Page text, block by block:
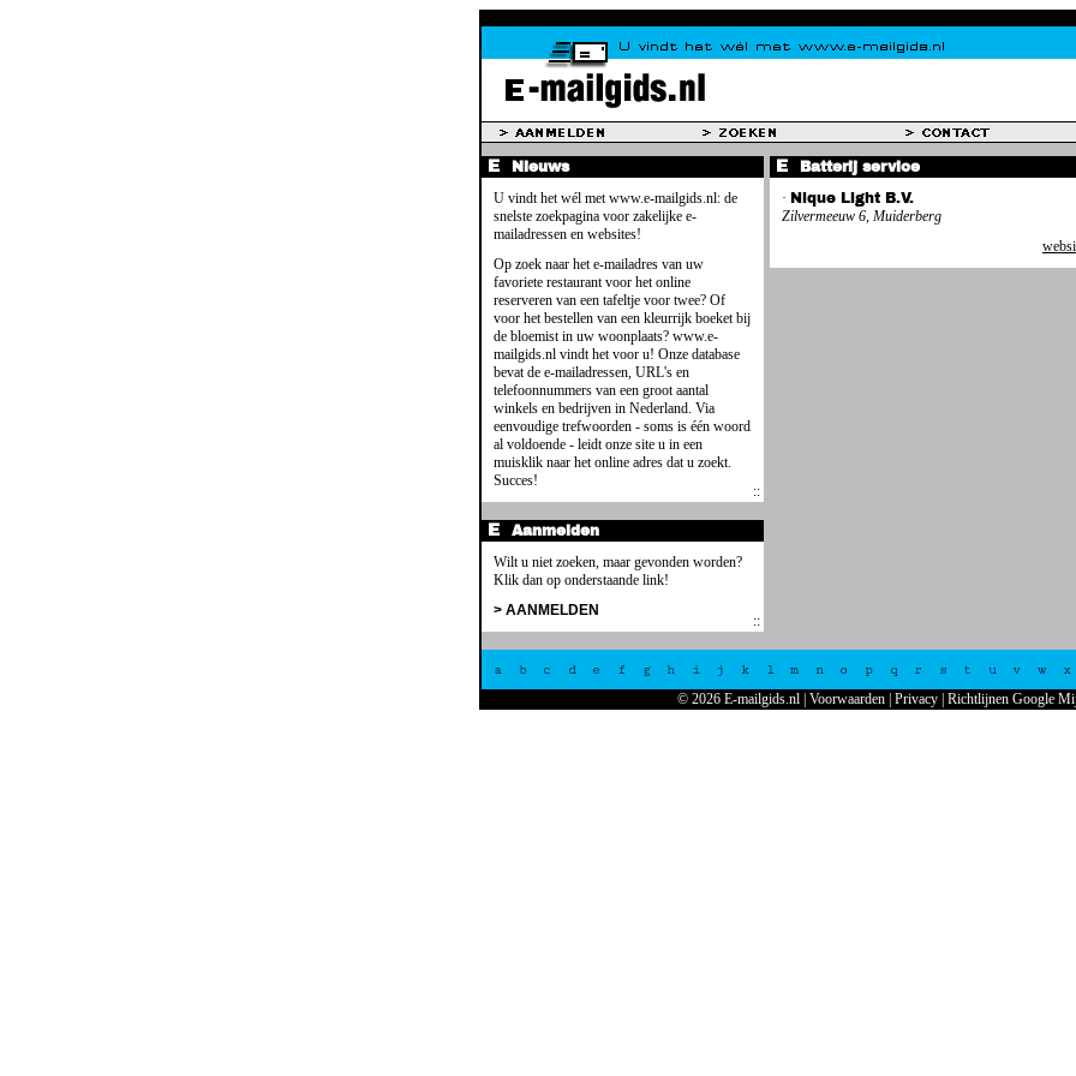
Nieuws
U vindt het wél met www.e-mailgids.nl: de
snelste zoekpagina voor zakelijke e-
mailadressen en websites!
Op zoek naar het e-mailadres van uw
favoriete restaurant voor het online
reserveren van een tafeltje voor twee? Of
voor het bestellen van een kleurrijk boeket bij
de bloemist in uw woonplaats? www.e-
mailgids.nl vindt het voor u! Onze database
bevat de e-mailadressen, URL's en
telefoonnummers van een groot aantal
winkels en bedrijven in Nederland. Via
eenvoudige trefwoorden - soms is één woord
al voldoende - leidt onze site u in een
muisklik naar het online adres dat u zoekt.
Succes!
Aanmelden
Wilt u niet zoeken, maar gevonden worden?
Klik dan op onderstaande link!
> AANMELDEN
Batterij service
· Nique Light B.V.
Zilvermeeuw 6, Muiderberg
a b c d e f g h i j k l m n o p q r s t u v w x
© 2026 E-mailgids.nl Voorwaarden Privacy Richtlijnen Google